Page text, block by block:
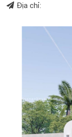
Địa chỉ: